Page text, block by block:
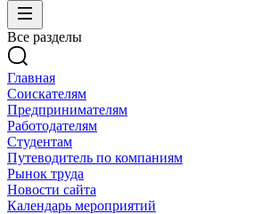
Все разделы
Главная
Соискателям
Предпринимателям
Работодателям
Студентам
Путеводитель по компаниям
Рынок труда
Новости сайта
Календарь мероприятий